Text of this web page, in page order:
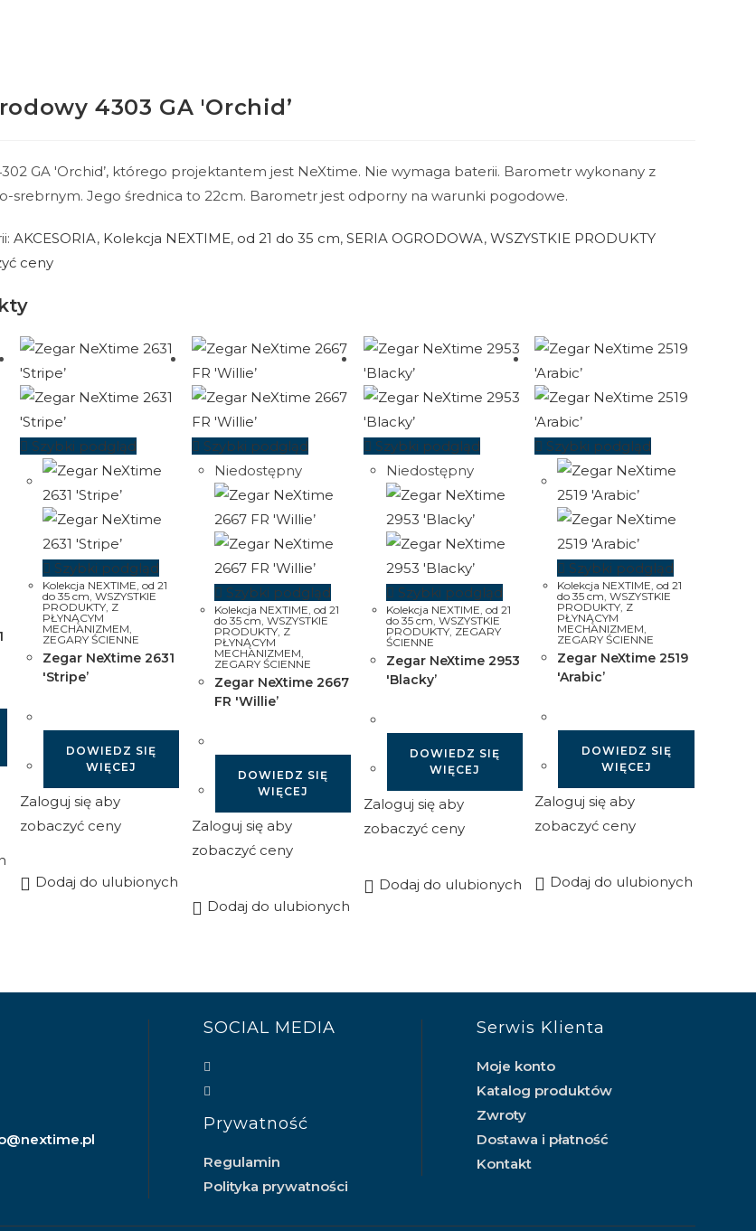
4303 GA 'Orchid’
GA 'Orchid’, którego projektantem jest NeXtime. Nie wymaga baterii. Barometr wykonany z
srebrnym. Jego średnica to 22cm. Barometr jest odporny na warunki pogodowe.
AKCESORIA, Kolekcja NEXTIME, od 21 do 35 cm,SERIA OGRODOWA,WSZYSTKIE PRODUKTY
ceny
Szybki podgląd
Szybki podgląd
Kolekcja NEXTIME od 21
do 35 cm WSZYSTKIE
PRODUKTY, Z
PŁYNĄCYM
MECHANIZMEM
ZEGARY ŚCIENNE
Zegar NeXtime 2631
'Stripe’
DOWIEDZ SIĘ
WIĘCEJ
Zaloguj się aby
zobaczyć ceny
Dodaj do ulubionych
Szybki podgląd
Niedostępny
Szybki podgląd
Kolekcja NEXTIME od 21
do 35 cm WSZYSTKIE
PRODUKTY, Z
PŁYNĄCYM
MECHANIZMEM
ZEGARY ŚCIENNE
Zegar NeXtime 2667
FR 'Willie’
DOWIEDZ SIĘ
WIĘCEJ
Zaloguj się aby
zobaczyć ceny
Dodaj do ulubionych
Szybki podgląd
Niedostępny
Szybki podgląd
Kolekcja NEXTIME od 21
do 35 cm WSZYSTKIE
PRODUKTY, ZEGARY
ŚCIENNE
Zegar NeXtime 2953
'Blacky’
DOWIEDZ SIĘ
WIĘCEJ
Zaloguj się aby
zobaczyć ceny
Dodaj do ulubionych
Szybki podgląd
Szybki podgląd
Kolekcja NEXTIME ,od 21
do 35 cm ,WSZYSTKIE
PRODUKTY Z
PŁYNĄCYM
MECHANIZMEM
ZEGARY ŚCIENNE
Zegar NeXtime 2519
'Arabic’
DOWIEDZ SIĘ
WIĘCEJ
Zaloguj się aby
zobaczyć ceny
Dodaj do ulubionych
SOCIAL MEDIA
Prywatność
Regulamin
Polityka prywatności
Serwis Klienta
Moje konto
Katalog produktów
Zwroty
Dostawa i płatność
Kontakt